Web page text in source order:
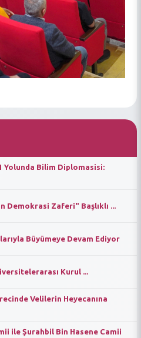
Yolunda Bilim Diplomasisi:
Zaferi" Başlıklı ...
Büyümeye Devam Ediyor
Kurul ...
Velilerin Heyecanına
ile Şurahbil Bin Hasene Camii